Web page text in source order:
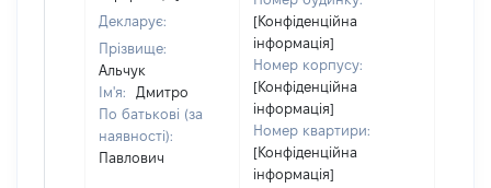
Декларує:
Прізвище:
Альчук
Ім'я:
Дмитро
По батькові (за
наявності):
Павлович
[Конфіденційна
інформація]
Номер корпусу:
[Конфіденційна
інформація]
Номер квартири:
[Конфіденційна
інформація]